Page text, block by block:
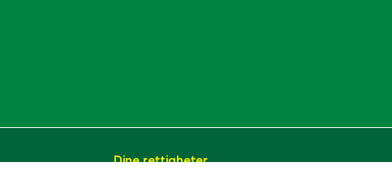
Dine rettigheter